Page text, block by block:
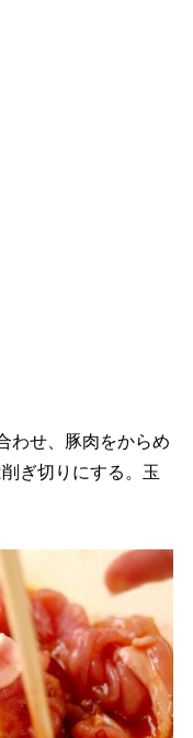
わせ、豚肉をからめ
ぎ切りにする。玉